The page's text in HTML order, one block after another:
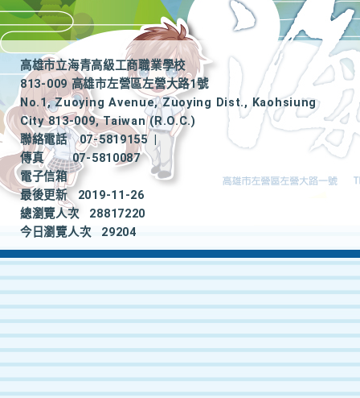
高雄市立海青高級工商職業學校
813-009 高雄市左營區左營大路1號
No.1, Zuoying Avenue, Zuoying Dist., Kaohsiung
City 813-009, Taiwan (R.O.C.)
聯絡電話
07-5819155
|
傳真
07-5810087
電子信箱
最後更新
2019-11-26
總瀏覽人次
28817220
今日瀏覽人次
29204